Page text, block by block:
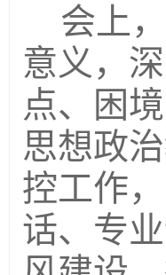
会上
意义，
点、困
思想政
控工作
话、专